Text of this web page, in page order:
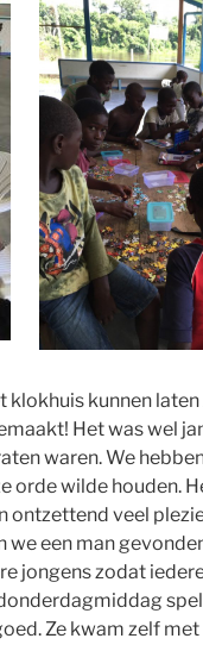
klokhuis kunnen
Het was wel
waren. We
orde wilde houden.
ontzettend veel
een man
jongens zodat
Ze kwam zelf